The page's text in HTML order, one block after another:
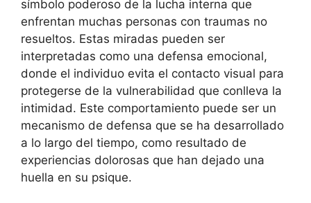
símbolo poderoso de la lucha interna que
enfrentan muchas personas con traumas no
resueltos. Estas miradas pueden ser
interpretadas como una defensa emocional,
donde el individuo evita el contacto visual para
protegerse de la vulnerabilidad que conlleva la
intimidad. Este comportamiento puede ser un
mecanismo de defensa que se ha desarrollado
a lo largo del tiempo, como resultado de
experiencias dolorosas que han dejado una
huella en su psique.